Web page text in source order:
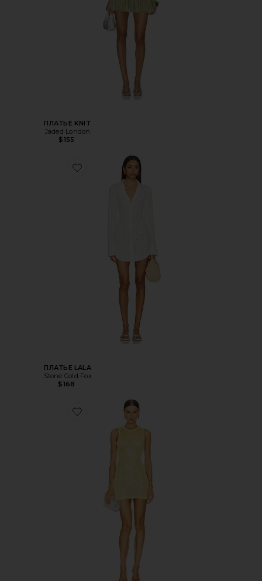
ПЛАТЬЕ KNIT
Jaded London
$155
ПЛАТЬЕ LALA
Stone Cold Fox
$168